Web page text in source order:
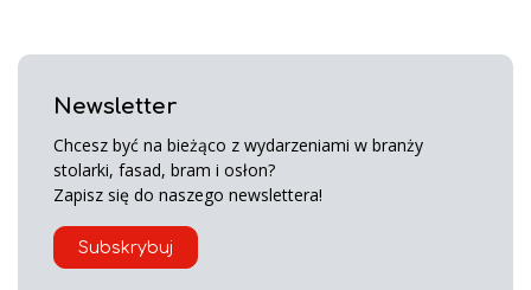
Newsletter
Chcesz być na bieżąco z wydarzeniami w branży
stolarki, fasad, bram i osłon?
Zapisz się do naszego newslettera!
Subskrybuj